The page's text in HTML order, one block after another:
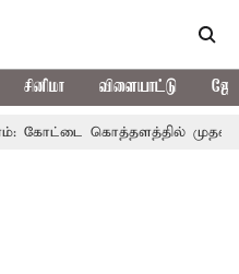
சினிமா விளையாட்டு
கொத்தளத்தில் முதல்